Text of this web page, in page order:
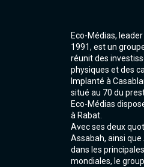
Eco-Médias,
1991, est un
réunit des
physiques et des
Implanté à
situé au 70 du
Eco-Médias
à Rabat.
Avec ses deux
Assabah, ainsi
dans les
mondiales, le